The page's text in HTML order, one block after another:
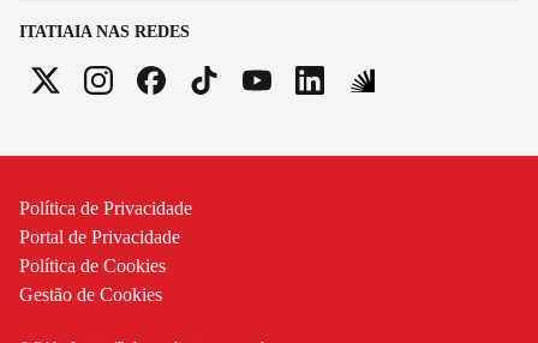
ITATIAIA NAS REDES
Política de Privacidade
Portal de Privacidade
Política de Cookies
Gestão de Cookies